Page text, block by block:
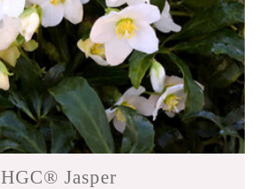
HGC® Jasper